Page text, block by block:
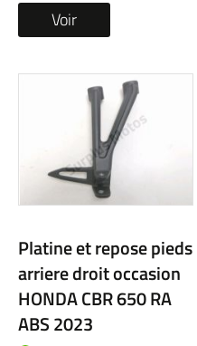
Voir
Platine et repose pieds
arriere droit occasion
HONDA CBR 650 RA
ABS 2023